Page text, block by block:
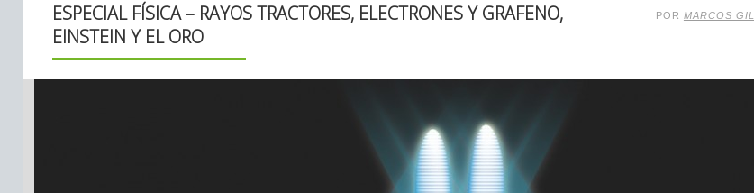
ESPECIAL FÍSICA – RAYOS TRACTORES, ELECTRONES Y GRAFENO,
EINSTEIN Y EL ORO
POR MARCOS GIL